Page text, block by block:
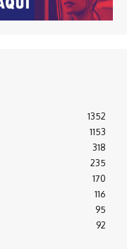
1352
1153
318
235
170
116
95
92